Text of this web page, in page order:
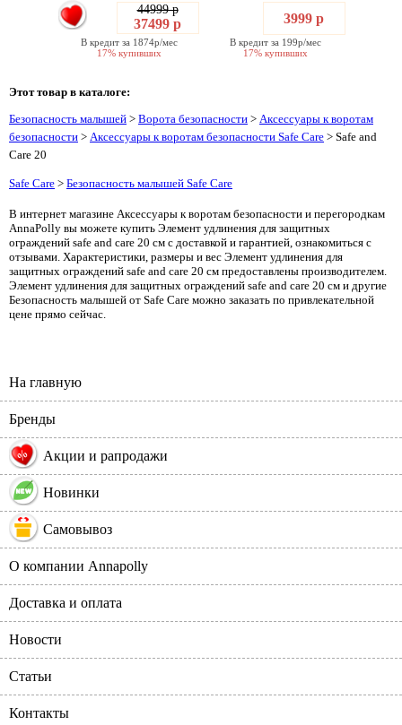
44999 р
37499 р
В кредит за 1874р/мес
17% купивших
3999 р
В кредит за 199р/мес
17% купивших
Этот товар в каталоге:
Безопасность малышей > Ворота безопасности > Аксессуары к воротам
безопасности > Аксессуары к воротам безопасности Safe Care > Safe and
Care 20
Safe Care > Безопасность малышей Safe Care
В интернет магазине Аксессуары к воротам безопасности и перегородкам
AnnaPolly вы можете купить Элемент удлинения для защитных
ограждений safe and care 20 см с доставкой и гарантией, ознакомиться с
отзывами. Характеристики, размеры и вес Элемент удлинения для
защитных ограждений safe and care 20 см предоставлены производителем.
Элемент удлинения для защитных ограждений safe and care 20 см и другие
Безопасность малышей от Safe Care можно заказать по привлекательной
цене прямо сейчас.
На главную
Бренды
% Акции и рапродажи
Новинки
Самовывоз
О компании Annapolly
Доставка и оплата
Новости
Статьи
Контакты